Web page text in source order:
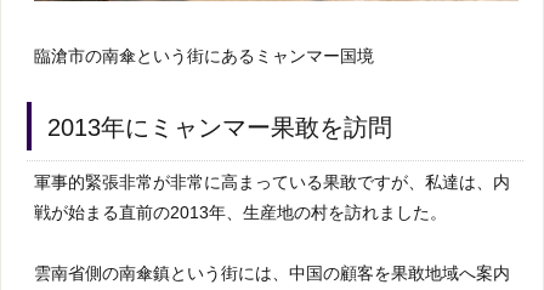
臨滄市の南傘という街にあるミャンマー国境
2013年にミャンマー果敢を訪問
軍事的緊張非常が非常に高まっている果敢ですが、私達は、内
戦が始まる直前の2013年、生産地の村を訪れました。
雲南省側の南傘鎮という街には、中国の顧客を果敢地域へ案内